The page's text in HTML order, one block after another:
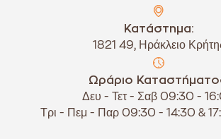
Κατάστημα:
1821 49, Ηράκλειο
Ωράριο
Δευ - Τετ - Σαβ 09:30 -
Τρι - Πεμ - Παρ 09:30 - 14:30 &